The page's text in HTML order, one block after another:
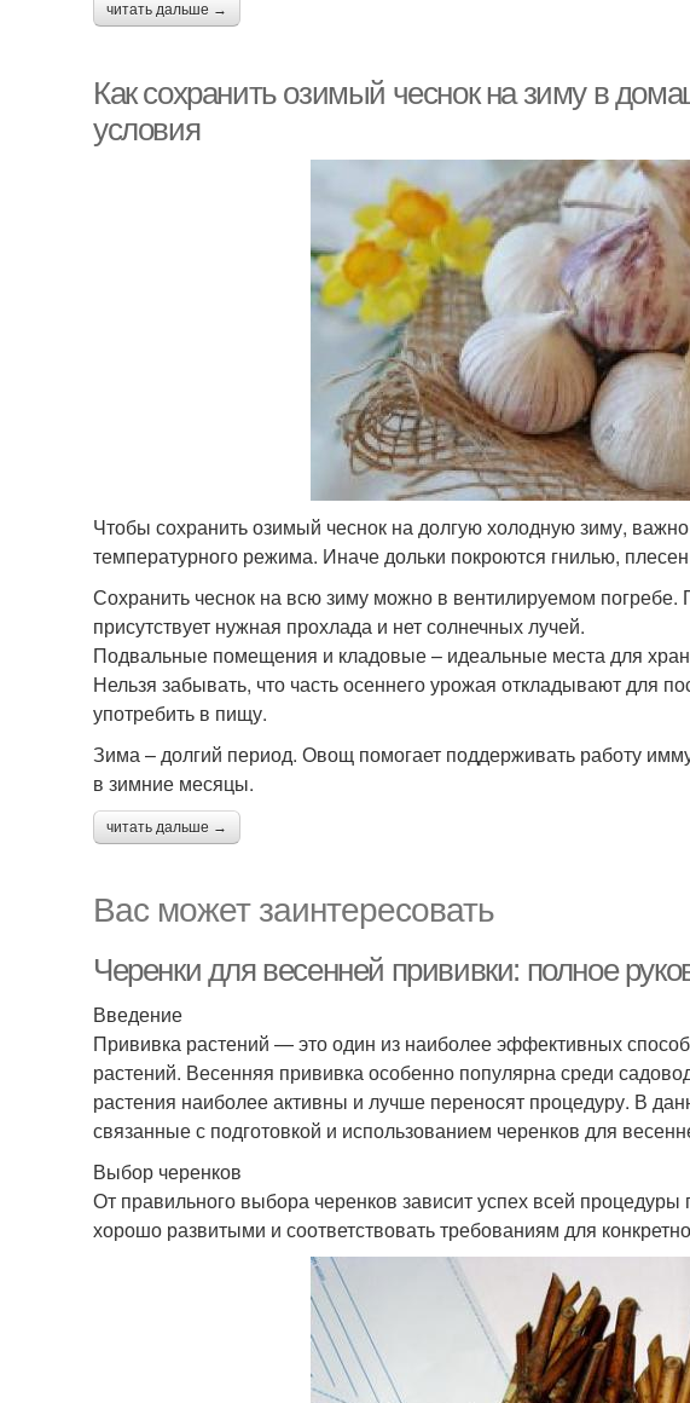
читать дальше →
Как сохранить озимый чеснок на зиму в
условия
Чтобы сохранить озимый чеснок на долгую холодную зиму,
температурного режима. Иначе дольки покроются гнилью,
Сохранить чеснок на всю зиму можно в вентилируемом
присутствует нужная прохлада и нет солнечных лучей.
Подвальные помещения и кладовые – идеальные места для
Нельзя забывать, что часть осеннего урожая откладывают для
употребить в пищу.
Зима – долгий период. Овощ помогает поддерживать работу
в зимние месяцы.
читать дальше →
Вас может заинтересовать
Черенки для весенней прививки: полное
Введение
Прививка растений — это один из наиболее эффективных
растений. Весенняя прививка особенно популярна среди
растения наиболее активны и лучше переносят процедуру. В
связанные с подготовкой и использованием черенков для
Выбор черенков
От правильного выбора черенков зависит успех всей
хорошо развитыми и соответствовать требованиям для